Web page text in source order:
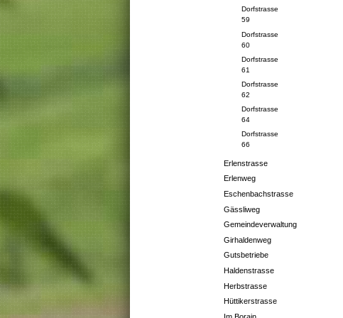
Dorfstrasse
59
Dorfstrasse
60
Dorfstrasse
61
Dorfstrasse
62
Dorfstrasse
64
Dorfstrasse
66
Erlenstrasse
Erlenweg
Eschenbachstrasse
Gässliweg
Gemeindeverwaltung
Girhaldenweg
Gutsbetriebe
Haldenstrasse
Herbstrasse
Hüttikerstrasse